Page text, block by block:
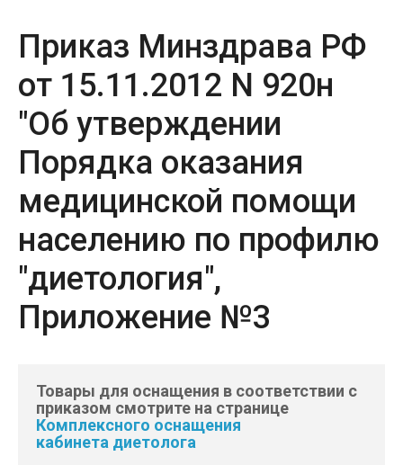
Приказ Минздрава РФ
от 15.11.2012 N 920н
"Об утверждении
Порядка оказания
медицинской помощи
населению по профилю
"диетология",
Приложение №3
Товары для оснащения в соответствии с
приказом смотрите на странице
Комплексного оснащения
кабинета диетолога